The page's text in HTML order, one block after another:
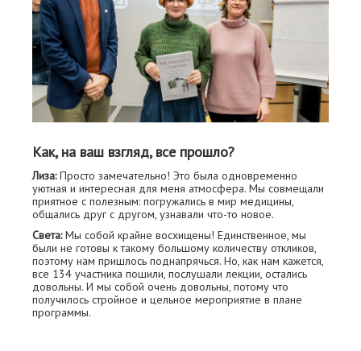
Как, на ваш взгляд, все прошло?
Лиза:Просто замечательно! Это была одновременно
уютная и интересная для меня атмосфера. Мы совмещали
приятное с полезным: погружались в мир медицины,
общались друг с другом, узнавали что-то новое.
Света:Мы собой крайне восхищены! Единственное, мы
были не готовы к такому большому количеству откликов,
поэтому нам пришлось поднапрячься. Но, как нам кажется,
все 134 участника пошили, послушали лекции, остались
довольны. И мы собой очень довольны, потому что
получилось стройное и цельное мероприятие в плане
программы.